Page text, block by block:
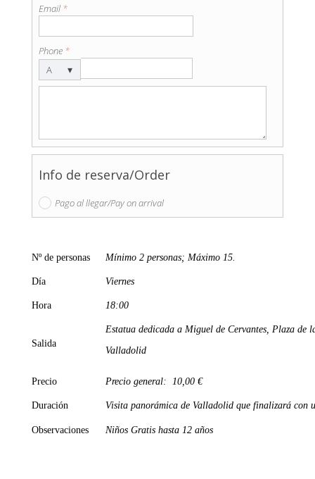
Email *
Phone *
A
B
A
Z
A
▾
Info de reserva/Order
Pago al llegar/Pay on arrival
Nº de personas Mínimo 2 personas; Máximo 15.
Día Viernes
Hora 18:00
Salida
Estatua dedicada a Miguel de Cervantes, Plaza de
Valladolid
Precio Precio general: 10,00 €
Duración Visita panorámica de Valladolid que finalizará con
Observaciones Niños Gratis hasta 12 años